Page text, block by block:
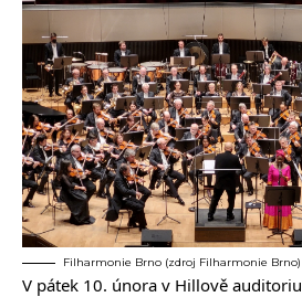
Filharmonie Brno (zdroj Filharmonie Brno)
V pátek 10. února v Hillově auditoriu